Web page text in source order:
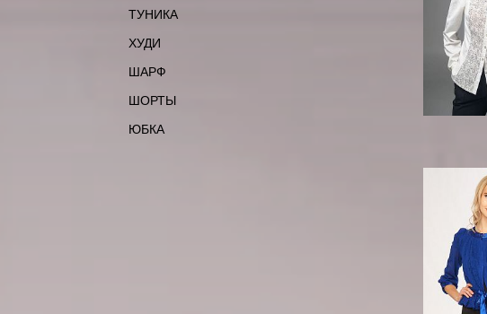
ТУНИКА
ХУДИ
ШАРФ
ШОРТЫ
ЮБКА